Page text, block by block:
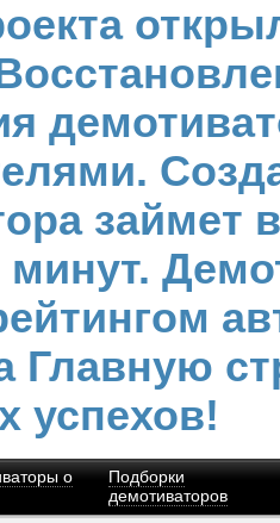
займет
минут.
Главную
успехов!
о
Подборки
демотиваторов